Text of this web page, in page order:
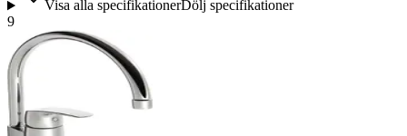
Visa alla specifikationerDölj specifikationer
9